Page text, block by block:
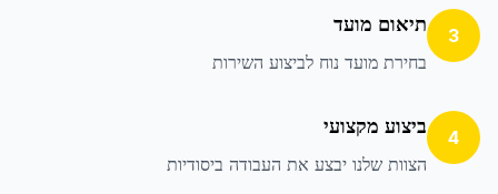
3 תיאום מועד
בחירת מועד נוח לביצוע השירות
4 ביצוע מקצועי
הצוות שלנו יבצע את העבודה ביסודיות